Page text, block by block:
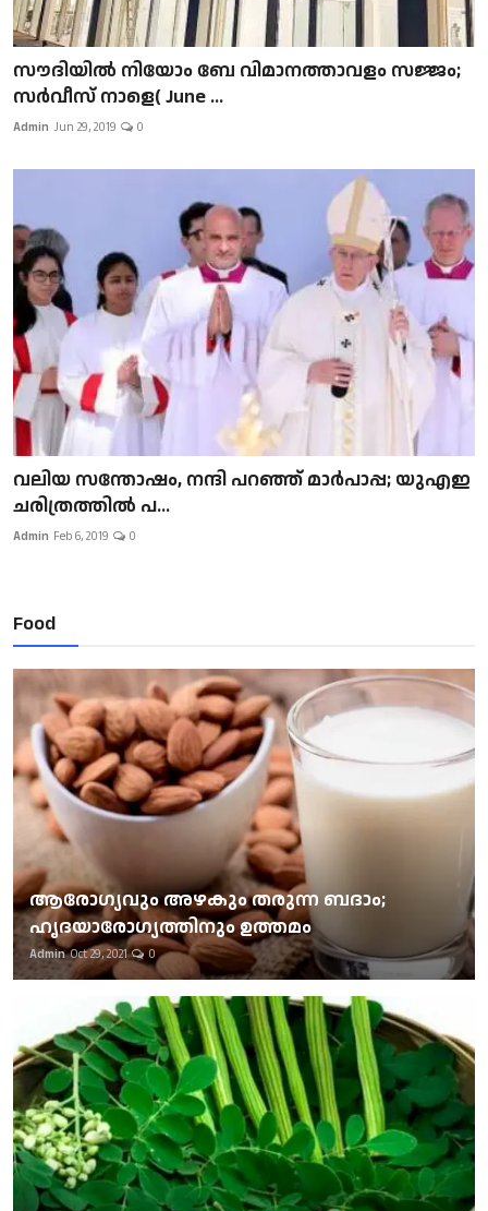
സൗദിയിൽ നിയോം ബേ വിമാനത്താവളം സജ്ജം;
സർവീസ് നാളെ( June ...
Admin Jun 29, 2019 0
വലിയ സന്തോഷം, നന്ദി പറഞ്ഞ് മാർപാപ്പ; യുഎഇ
ചരിത്രത്തിൽ പ...
Admin Feb 6, 2019 0
Food
ആരോഗ്യവും അഴകും തരുന്ന ബദാം;
ഹൃദയാരോഗ്യത്തിനും ഉത്തമം
Admin Oct 29, 2021 0